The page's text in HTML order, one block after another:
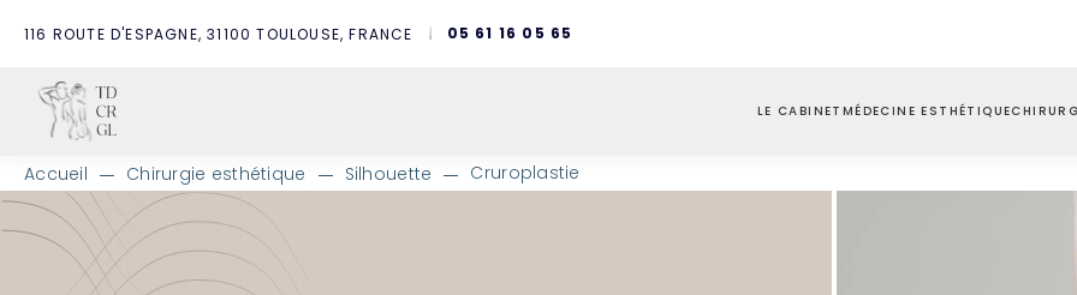
116 ROUTE D'ESPAGNE, 31100 TOULOUSE, FRANCE 05 61 16 05 65
LE CABINET MÉDECINE ESTHÉTIQUE
Accueil Chirurgie esthétique Silhouette Cruroplastie
A